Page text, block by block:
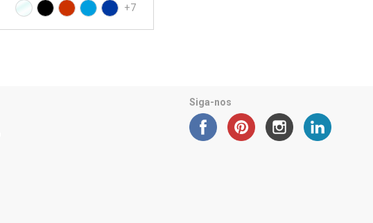
Translúcido
Preto Vermelho RAL3020
Azul PAN 299C
Azul PAN 293C
+7
Siga-nos